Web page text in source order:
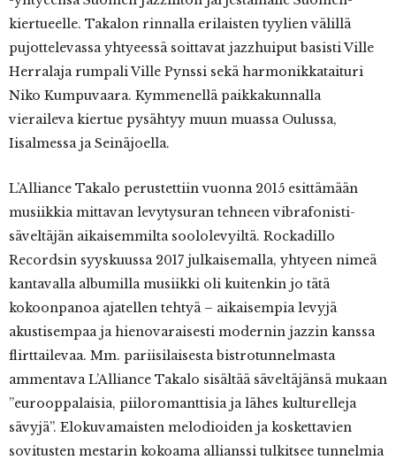
kiertueelle. Takalon rinnalla erilaisten tyylien välillä
pujottelevassa yhtyeessä soittavat jazzhuiput basisti Ville
Herralaja rumpali Ville Pynssi sekä harmonikkataituri
Niko Kumpuvaara. Kymmenellä paikkakunnalla
vieraileva kiertue pysähtyy muun muassa Oulussa,
Iisalmessa ja Seinäjoella.
L’Alliance Takalo perustettiin vuonna 2015 esittämään
musiikkia mittavan levytysuran tehneen vibrafonisti-
säveltäjän aikaisemmilta soololevyiltä. Rockadillo
Recordsin syyskuussa 2017 julkaisemalla, yhtyeen nimeä
kantavalla albumilla musiikki oli kuitenkin jo tätä
kokoonpanoa ajatellen tehtyä – aikaisempia levyjä
akustisempaa ja hienovaraisesti modernin jazzin kanssa
flirttailevaa. Mm. pariisilaisesta bistrotunnelmasta
ammentava L’Alliance Takalo sisältää säveltäjänsä mukaan
”eurooppalaisia, piiloromanttisia ja lähes kulturelleja
sävyjä”. Elokuvamaisten melodioiden ja koskettavien
sovitusten mestarin kokoama allianssi tulkitsee tunnelmia